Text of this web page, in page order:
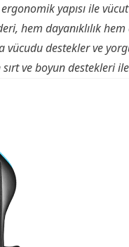
yapısı ile
hem dayanıklılık
vücudu destekler ve
ve boyun destekleri